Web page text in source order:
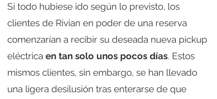
Si todo hubiese ido según lo previsto, los
clientes de Rivian en poder de una reserva
comenzarían a recibir su deseada nueva pickup
eléctrica en tan solo unos pocos días. Estos
mismos clientes, sin embargo, se han llevado
una ligera desilusión tras enterarse de que